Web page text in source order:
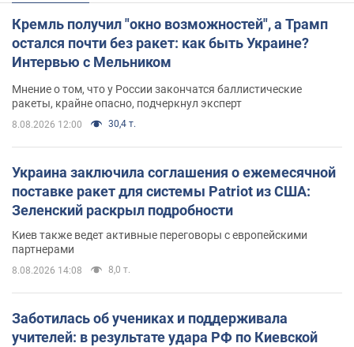
Кремль получил "окно возможностей", а Трамп
остался почти без ракет: как быть Украине?
Интервью с Мельником
Мнение о том, что у России закончатся баллистические
ракеты, крайне опасно, подчеркнул эксперт
8.08.2026 12:00 30,4 т.
Украина заключила соглашения о ежемесячной
поставке ракет для системы Patriot из США:
Зеленский раскрыл подробности
Киев также ведет активные переговоры с европейскими
партнерами
8.08.2026 14:08 8,0 т.
Заботилась об учениках и поддерживала
учителей: в результате удара РФ по Киевской